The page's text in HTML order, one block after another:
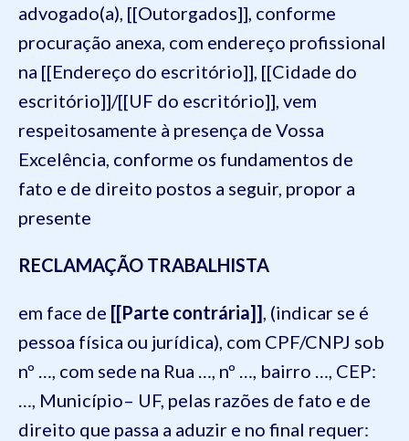
advogado(a), [[Outorgados]], conforme
procuração anexa, com endereço profissional
na [[Endereço do escritório]], [[Cidade do
escritório]]/[[UF do escritório]], vem
respeitosamente à presença de Vossa
Excelência, conforme os fundamentos de
fato e de direito postos a seguir, propor a
presente
RECLAMAÇÃO TRABALHISTA
em face de [[Parte contrária]] , (indicar se é
pessoa física ou jurídica), com CPF/CNPJ sob
nº …, com sede na Rua …, nº …, bairro …, CEP:
…, Município– UF, pelas razões de fato e de
direito que passa a aduzir e no final requer: